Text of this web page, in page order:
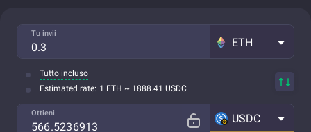
Tu invii
ETH
Tutto incluso
Estimated rate: 1 ETH ~ 1888.41 USDC
Ottieni USDC